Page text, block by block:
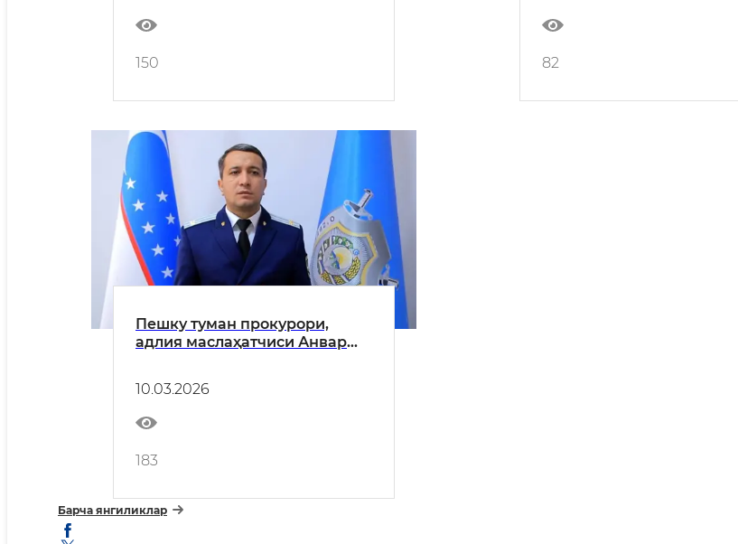
150 82
Пешку туман прокурори,
адлия маслаҳатчиси Анвар
Мурожаатномаси
10.03.2026
183
Барча янгиликлар